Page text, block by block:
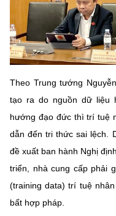
BỘ KHOA
MINISTRY OF
Điều khoản sử dụng Theo
Cơ quan chủ quản: Bộ
Chịu trách nhiệm nội
Giám đốc Trung tâm
Liên hệ
Địa chỉ: Ban Biên tập
Điện thoại: 024 3936 9506
Email:stc@mst.gov.vn
Theo Trung tướng
tạo ra do nguồn dữ liệu
hướng đạo đức thì trí tuệ
dẫn đến tri thức sai lệch.
đề xuất ban hành Nghị
triển, nhà cung cấp phải
(training data) trí tuệ
bất hợp pháp.